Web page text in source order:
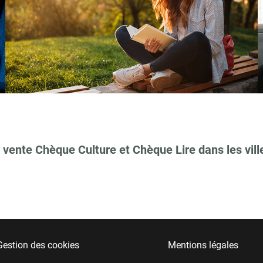
Chèque Culture et Chèque Lire dans les
des cookies Mentions légales